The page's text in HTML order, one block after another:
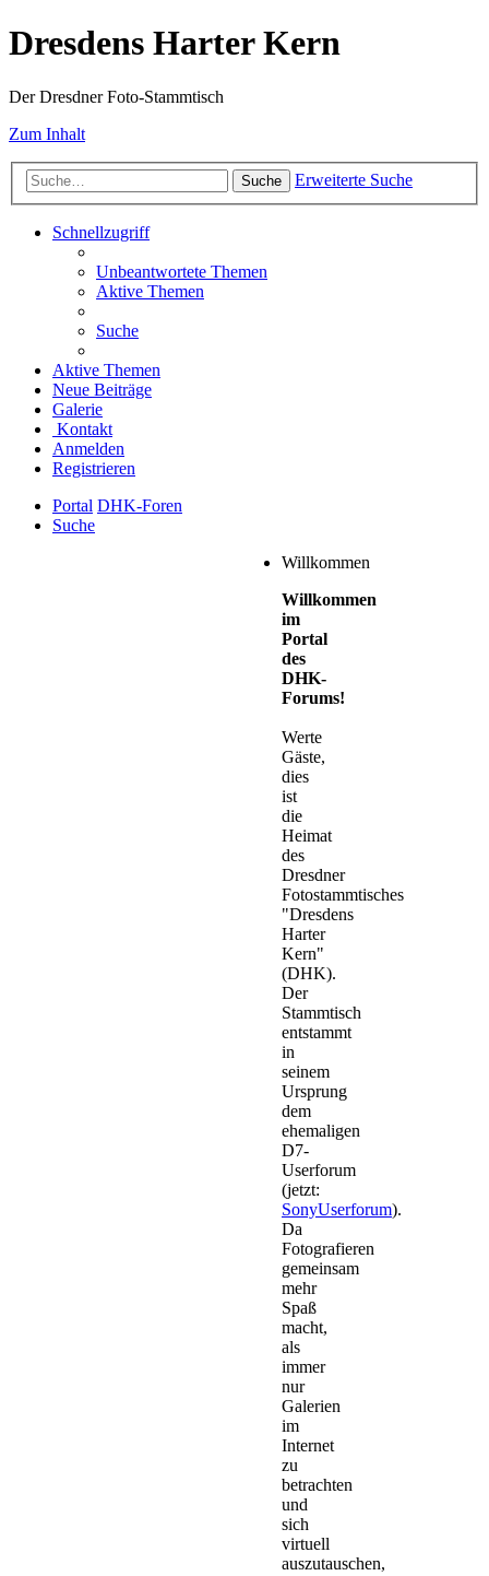
Dresdens Harter Kern
Der Dresdner Foto-Stammtisch
Zum Inhalt
Suche Erweiterte Suche
Schnellzugriff
Unbeantwortete Themen
Aktive Themen
Suche
Aktive Themen
Neue Beiträge
Galerie
Kontakt
Anmelden
Registrieren
Portal DHK-Foren
Suche
Willkommen
Willkommen
im
Portal
des
DHK-
Forums!
Werte
Gäste,
dies
ist
die
Heimat
des
Dresdner
Fotostammtisches
"Dresdens
Harter
Kern"
(DHK).
Der
Stammtisch
entstammt
in
seinem
Ursprung
dem
ehemaligen
D7-
Userforum
(jetzt:
SonyUserforum).
Da
Fotografieren
gemeinsam
mehr
Spaß
macht,
als
immer
nur
Galerien
im
Internet
zu
betrachten
und
sich
virtuell
auszutauschen,